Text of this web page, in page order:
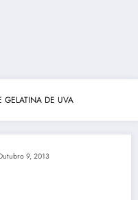
GELATINA DE UVA
9, 2013